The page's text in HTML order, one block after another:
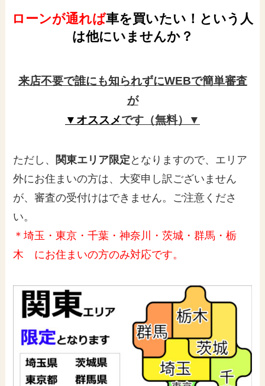
ローンが通れば車を買いたい！という人
は他にいませんか？
来店不要で誰にも知られずにWEBで簡単審査
が
▼オススメです（無料）▼
ただし、 関東エリア限定 となりますので、エリア
外にお住まいの方は、大変申し訳ございません
が、審査の受付けはできません。ご注意くださ
い。
＊埼玉・東京・千葉・神奈川・茨城・群馬・栃
木 にお住まいの方のみ対応です。